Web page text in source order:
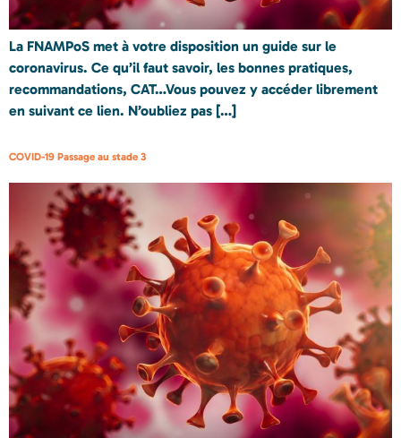
La FNAMPoS met à votre disposition un guide sur le
coronavirus. Ce qu’il faut savoir, les bonnes pratiques,
recommandations, CAT…Vous pouvez y accéder librement
en suivant ce lien. N’oubliez pas […]
COVID-19 Passage au stade 3